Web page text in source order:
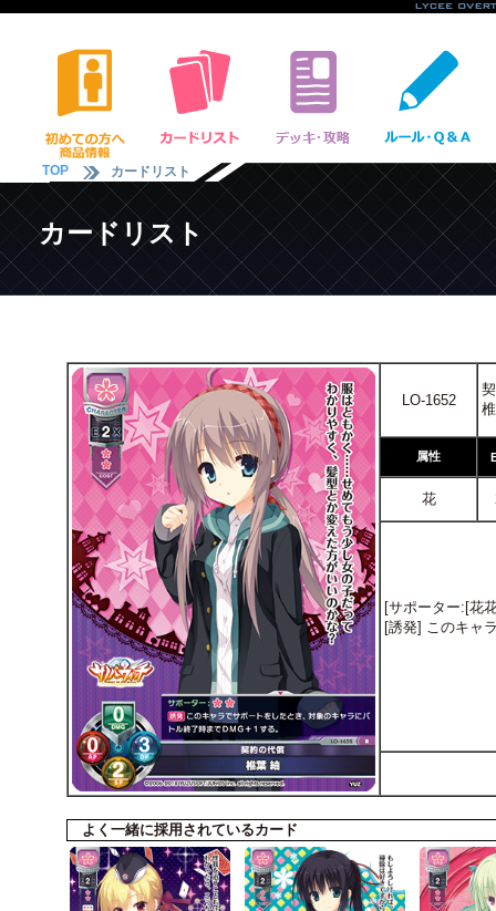
TOP カードリスト
カードリスト
LO-1652
属性
花
[サポーター:[花
[誘発] このキャ
よく一緒に採用されているカード